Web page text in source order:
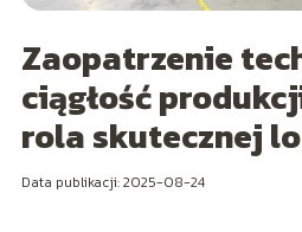
Zaopatrzenie
ciągłość
rola skutecznej
Data publikacji: 2025-08-24